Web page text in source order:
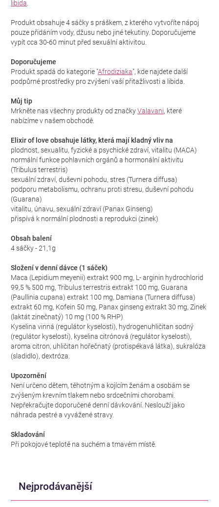
libida.
Produkt obsahuje 4 sáčky s práškem, z kterého vytvoříte nápoj
pouze přidáním vody, džusu nebo jiné tekutiny. Doporučujeme
vypít cca 30-60 minut před sexuální aktivitou.
Doporučujeme
Produkt spadá do kategorie "Afrodiziaka", kde najdete další
podpůrné prostředky pro zvýšení vaší přitažlivosti a libida.
Můj tip
Mrkněte nas všechny produkty od značkyValavani, které
nabízíme v našem obchodě.
Elixir of love obsahuje látky, která mají kladný vliv na
plodnost, sexualitu, fyzické a psychické zdraví, vitalitu (MACA)
normální funkce pohlavních orgánů a hormonální aktivitu
(Tribulus terrestris)
sexuální zdraví, duševní pohodu, stres (Turnera diffusa)
podporu metabolismu, ochranu proti stresu, duševní pohodu
(Guarana)
vitalitu, únavu, sexuální zdraví (Panax Ginseng)
přispívá k normální plodnosti a reprodukci (zinek)
Obsah balení
4 sáčky - 21,1g
Složení v denní dávce (1 sáček)
Maca (Lepidium meyenii) extrakt 900 mg, L- arginin hydrochlorid
99,5 % 500 mg, Tribulus terrestris extrakt 100 mg, Guarana
(Paullinia cupana) extrakt 100 mg, Damiana (Turnera diffusa)
extrakt 60 mg, Kofein 50 mg, Panax ginseng extrakt 30 mg, Zinek
(laktát zinečnatý) 10 mg (100 % RHP)
Kyselina vinná (regulátor kyselosti), hydrogenuhličitan sodný
(regulátor kyselosti), kyselina citrónová (regulátor kyselosti),
aroma citron, uhličitan hořečnatý (protispékavá látka), sukralóza
(sladidlo), dextróza.
Upozornění
Není určeno dětem, těhotným a kojícím ženám a osobám se
zvýšeným krevním tlakem nebo srdcečními chorobami.
Nepřekračujte doporučené denní dávkování. Neslouží jako
náhrada pestré a vyvážené stravy.
Skladování
Při pokojové teplotě na suchém a tmavém místě.
Nejprodávanější